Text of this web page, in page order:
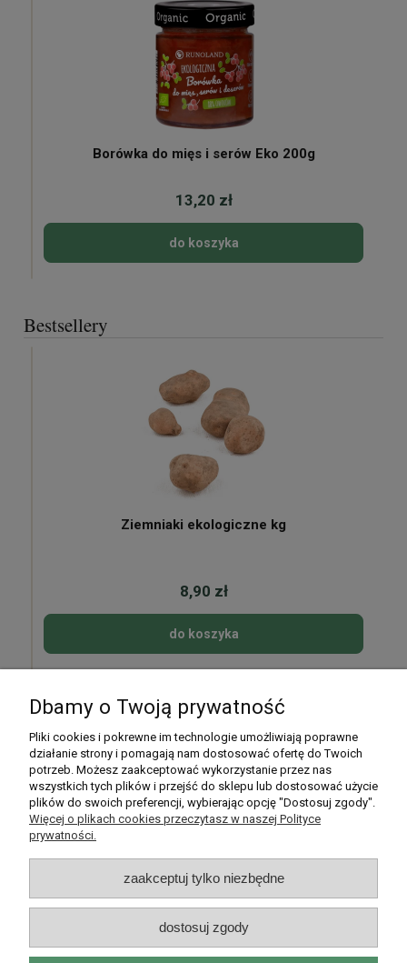
Borówka do mięs i serów Eko 200g
13,20 zł
do koszyka
Bestsellery
Ziemniaki ekologiczne kg
8,90 zł
do koszyka
Moje konto
Płatności i dostawa
Informacje
O nas
Dbamy o Twoją prywatność
Pliki cookies i pokrewne im technologie umożliwiają poprawne
działanie strony i pomagają nam dostosować ofertę do Twoich
potrzeb. Możesz zaakceptować wykorzystanie przez nas
wszystkich tych plików i przejść do sklepu lub dostosować użycie
plików do swoich preferencji, wybierając opcję "Dostosuj zgody".
Więcej o plikach cookies przeczytasz w naszej Polityce
prywatności.
zaakceptuj tylko niezbędne
dostosuj zgody